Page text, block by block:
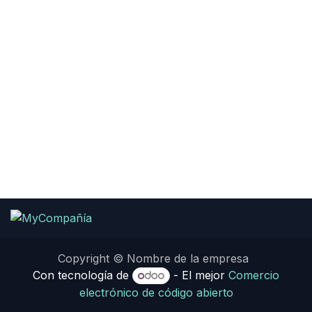
Copyright © Nombre de la empresa
Con tecnología de
- El mejorComercio
electrónico de código abierto